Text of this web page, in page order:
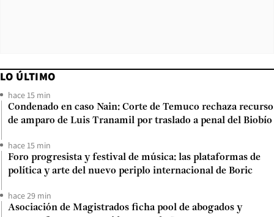
LO ÚLTIMO
hace 15 min
Condenado en caso Nain: Corte de Temuco rechaza recurso
de amparo de Luis Tranamil por traslado a penal del Biobío
hace 15 min
Foro progresista y festival de música: las plataformas de
política y arte del nuevo periplo internacional de Boric
hace 29 min
Asociación de Magistrados ficha pool de abogados y